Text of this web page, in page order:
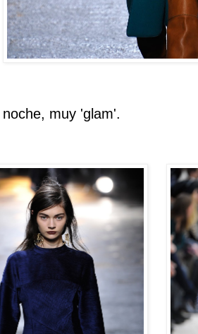
muy 'glam'.